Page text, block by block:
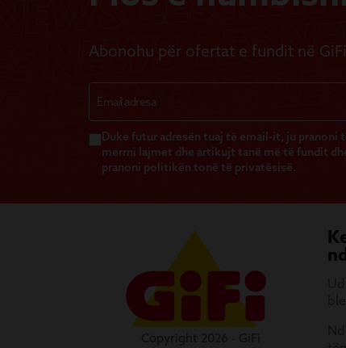
Abonohu për ofertat e fundit në
Duke futur adresën tuaj të email-it, ju pranoni
merrni lajmet dhe artikujt tanë më të fundit
pranoni politikën tonë të privatësisë.